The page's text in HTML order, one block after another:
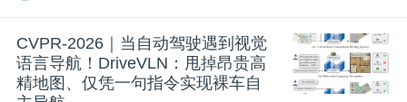
CVPR-2026｜当自动驾驶遇到视觉
语言导航！DriveVLN：甩掉昂贵高
精地图、仅凭一句指令实现裸车自